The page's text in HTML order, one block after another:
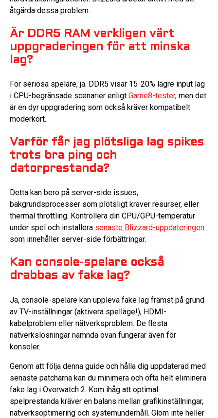
åtgärda dessa problem.
Är DDR5 RAM verkligen värt
uppgraderingen för att minska
lag?
För seriösa spelare, ja. DDR5 visar 15-20% lägre input lag
i CPU-begränsade scenarier enligt Game8-tester, men det
är en dyr uppgradering som också kräver kompatibelt
moderkort.
Varför får jag plötsliga lag spikes
trots bra ping och
datorprestanda?
Detta kan bero på server-side issues,
bakgrundsprocesser som plötsligt kräver resurser, eller
thermal throttling. Kontrollera din CPU/GPU-temperatur
under spel och installera senaste Blizzard-uppdateringen
som innehåller server-side förbättringar.
Kan console-spelare också
drabbas av fake lag?
Ja, console-spelare kan uppleva fake lag främst på grund
av TV-inställningar (aktivera spelläge!), HDMI-
kabelproblem eller nätverksproblem. De flesta
nätverkslösningar nämnda ovan fungerar även för
konsoler.
Genom att följa denna guide och hålla dig uppdaterad med
senaste patcharna kan du minimera och ofta helt eliminera
fake lag i Overwatch 2. Kom ihåg att optimal
spelprestanda kräver en balans mellan grafikinställningar,
nätverksoptimering och systemunderhåll. Glöm inte heller